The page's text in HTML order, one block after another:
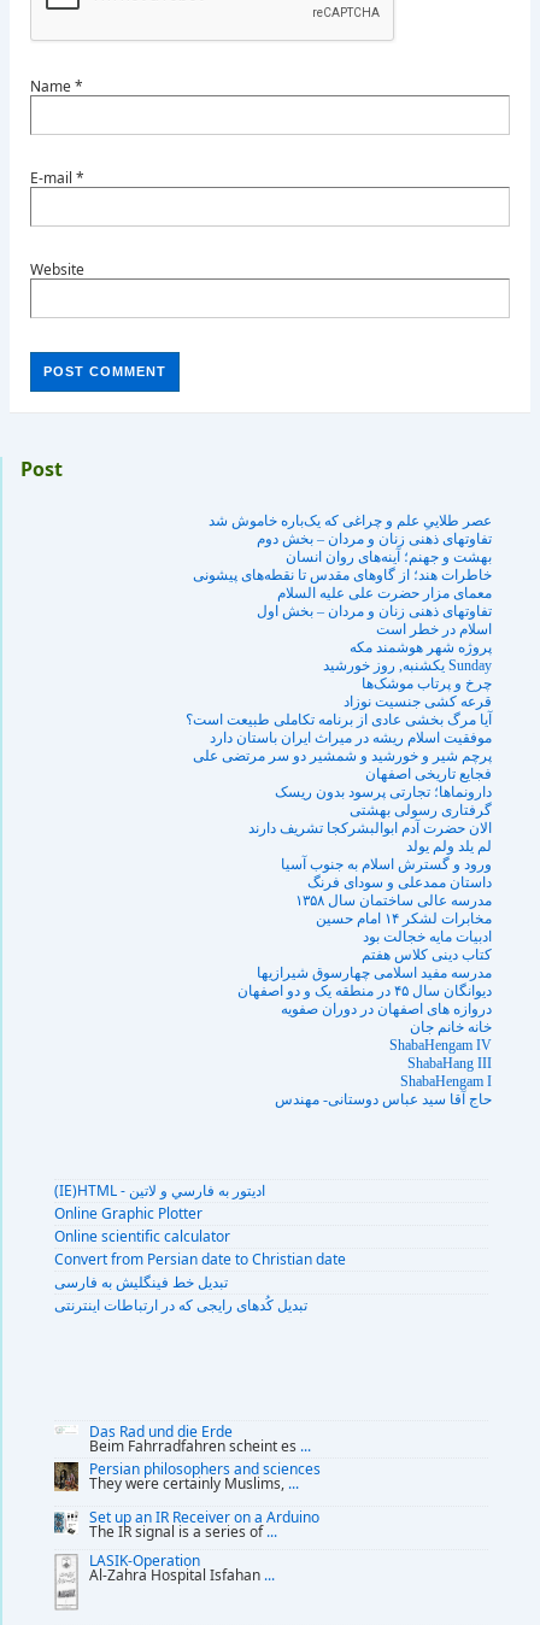
Name*
E-mail *
Website
Post
عصر طلاییِ علم و چراغی که یک‌باره خاموش شد
تفاوتهای ذهنی زنان و مردان – بخش دوم
بهشت و جهنم؛ آینه‌های روان انسان
خاطرات هند؛ از گاوهای مقدس تا نقطه‌های پیشونی
معمای مزار حضرت علی عليه السلام
تفاوتهای ذهنی زنان و مردان – بخش اول
اسلام در خطر است
پروژه شهر هوشمند مکه
Sunday يکشنبه, روز خورشيد
چرخ و پرتاب موشک‌ها
قرعه کشی جنسیت نوزاد
آیا مرگ بخشی عادی از برنامه تکاملی طبیعت است؟
موفقیت اسلام ریشه در میراث ایران باستان دارد
پرچم شیر و خورشید و شمشير دو سر مرتضی علی
فجایع تاریخی اصفهان
دارونماها؛ تجارتی پرسود بدون ریسک
گرفتارى رسولى بهشتی
الان حضرت آدم ابوالبشرکجا تشريف دارند
لم یلد ولم یولد
ورود و گسترش اسلام به جنوب آسیا
داستان ممدعلى و سودای فرنگ
مدرسه عالی ساختمان سال ۱۳۵۸
مخابرات لشکر ۱۴ امام حسین
ادبيات مايه خجالت بود
کتاب دينى کلاس هفتم
مدرسه مفيد اسلامى چهارسوق شيرازيها
دیوانگان سال ۴۵ در منطقه یک و دو اصفهان
دروازه‏ هاى اصفهان در دوران صفویه‏
خانه خانم جان
ShabaHengam IV
ShabaHang III
ShabaHengam I
حاج آقا سيد عباس دوستانى- مهندس
(IE)HTML - اديتور به فارسي و لاتين
Online Graphic Plotter
Online scientific calculator
Convert from Persian date to Christian date
تبديل خط فينگليش به فارسى
تبديل کُدهای رايجی که در ارتباطات اينترنتی
Das Rad und die Erde
Beim Fahrradfahren scheint es ...
Persian philosophers and sciences
They were certainly Muslims, ...
Set up an IR Receiver on a Arduino
The IR signal is a series of...
LASIK-Operation
Al-Zahra Hospital Isfahan ...